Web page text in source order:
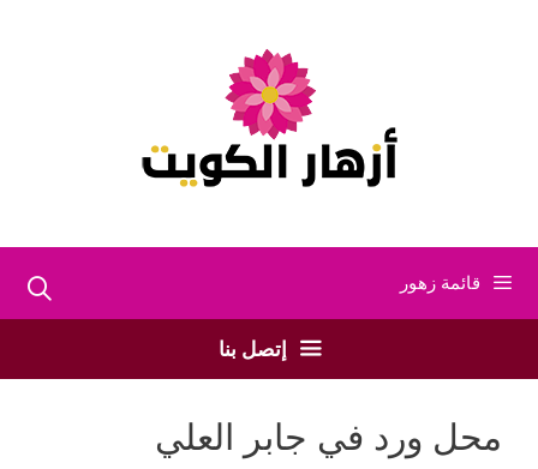
قائمة زهور
إتصل بنا
محل ورد في جابر العلي